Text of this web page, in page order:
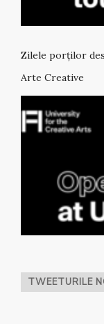
Zilele porților
Arte Creative
TWEETURILE